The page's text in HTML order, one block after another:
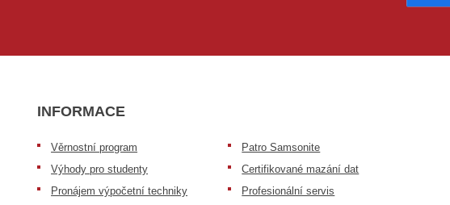
INFORMACE
Věrnostní program
Výhody pro studenty
Pronájem výpočetní techniky
Patro Samsonite
Certifikované mazání dat
Profesionální servis